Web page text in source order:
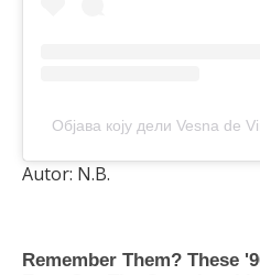
Објава коју дели Vesna de
Autor: N.B.